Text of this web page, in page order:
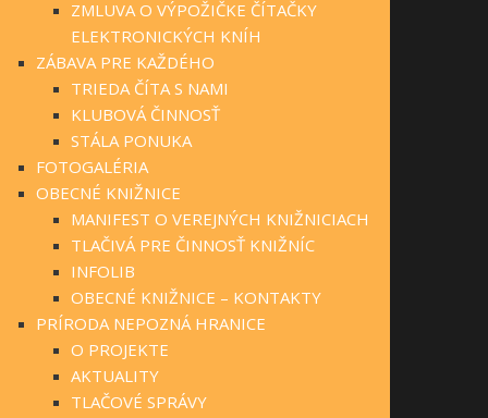
ZMLUVA O VÝPOŽIČKE ČÍTAČKY
ELEKTRONICKÝCH KNÍH
ZÁBAVA PRE KAŽDÉHO
TRIEDA ČÍTA S NAMI
KLUBOVÁ ČINNOSŤ
STÁLA PONUKA
FOTOGALÉRIA
OBECNÉ KNIŽNICE
MANIFEST O VEREJNÝCH KNIŽNICIACH
TLAČIVÁ PRE ČINNOSŤ KNIŽNÍC
INFOLIB
OBECNÉ KNIŽNICE – KONTAKTY
PRÍRODA NEPOZNÁ HRANICE
O PROJEKTE
AKTUALITY
TLAČOVÉ SPRÁVY